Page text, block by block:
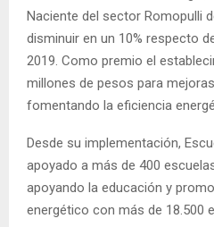
Naciente del sector Romopulli
disminuir en un 10% respecto
2019. Como premio el
millones de pesos para
fomentando la eficiencia
Desde su implementación,
apoyado a más de 400
apoyando la educación y
energético con más de 18.500